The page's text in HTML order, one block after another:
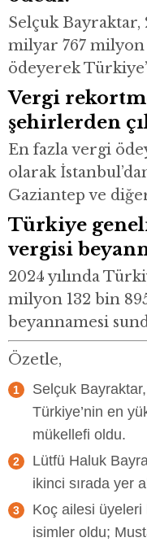
Selçuk Bayraktar,
milyar 767 milyon
ödeyerek
Vergi
şehirlerden
En fazla vergi
olarak
Gaziantep ve
Türkiye
vergisi
2024 yılında
milyon 132 bin
beyannamesi
Özetle,
Selçuk
Türkiye’nin en
mükellefi oldu.
Lütfü Haluk
ikinci sırada yer
Koç ailesi
isimler oldu;